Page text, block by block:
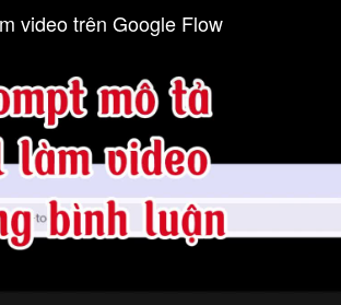
video trên Google Flow